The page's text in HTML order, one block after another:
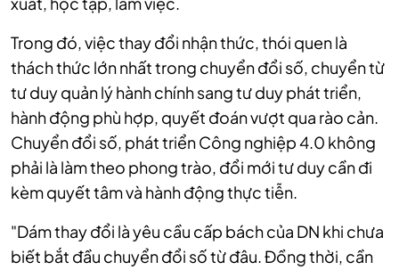
Trong đó, việc thay đổi nhận thức, thói quen là
thách thức lớn nhất trong chuyển đổi số, chuyển từ
tư duy quản lý hành chính sang tư duy phát triển,
hành động phù hợp, quyết đoán vượt qua rào cản.
Chuyển đổi số, phát triển Công nghiệp 4.0 không
phải là làm theo phong trào, đổi mới tư duy cần đi
kèm quyết tâm và hành động thực tiễn.
"Dám thay đổi là yêu cầu cấp bách của DN khi chưa
biết bắt đầu chuyển đổi số từ đâu. Đồng thời, cần